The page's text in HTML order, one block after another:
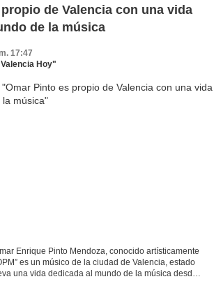
de Valencia con una vida
de la música
17:47
Hoy"
Enrique Pinto Mendoza, conocido artísticamente
es un músico de la ciudad de Valencia, estado
una vida dedicada al mundo de la música desde